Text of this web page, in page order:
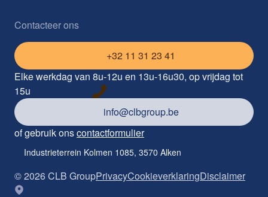
Contacteer ons
+32 11 31 23 41
Elke werkdag van 8u-12u en 13u-16u30, op vrijdag tot
15u
info@clbgroup.be
of gebruik onscontactformulier
Industrieterrein Kolmen 1085, 3570 Alken
©2026CLB GroupPrivacyCookieverklaringDisclaimer